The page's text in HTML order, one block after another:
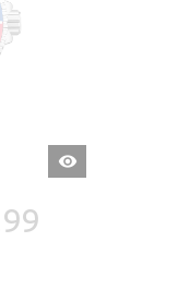
VISTA
RÁPIDA